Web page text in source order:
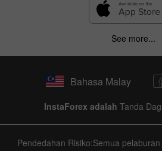
See more...
Bahasa Malay
InstaForex adalah Tanda
Pendedahan Risiko:Semua